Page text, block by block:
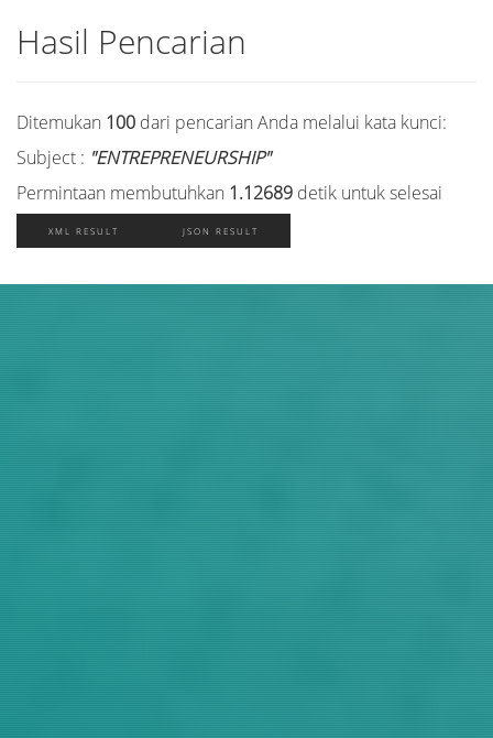
Hasil Pencarian
Ditemukan 100 dari pencarian Anda melalui kata kunci:
Subject : "ENTREPRENEURSHIP"
Permintaan membutuhkan 1.12689 detik untuk selesai
XML RESULT JSON RESULT